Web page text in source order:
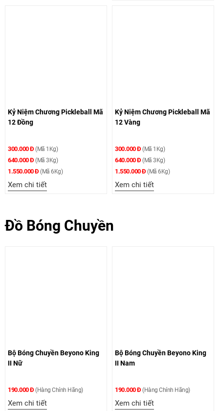
Kỷ Niệm Chương Pickleball Mã
12 Đồng
300.000 Đ (Mã 1Kg)
640.000 Đ (Mã 3Kg)
1.550.000 Đ (Mã 6Kg)
Xem chi tiết
Kỷ Niệm Chương Pickleball Mã
12 Vàng
300.000 Đ (Mã 1Kg)
640.000 Đ (Mã 3Kg)
1.550.000 Đ (Mã 6Kg)
Xem chi tiết
Đồ Bóng Chuyền
Bộ Bóng Chuyền Beyono King
II Nữ
190.000 Đ (Hàng Chính Hãng)
Xem chi tiết
Bộ Bóng Chuyền Beyono King
II Nam
190.000 Đ (Hàng Chính Hãng)
Xem chi tiết